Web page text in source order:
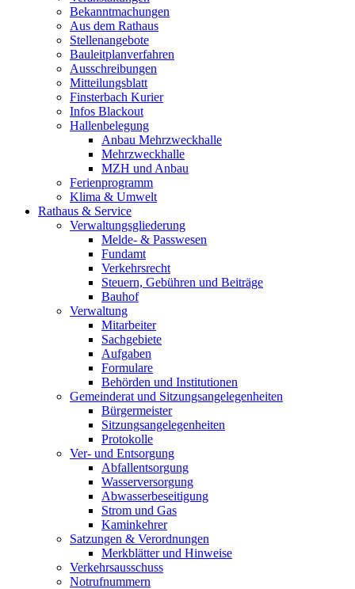
Bekanntmachungen
Aus dem Rathaus
Stellenangebote
Bauleitplanverfahren
Ausschreibungen
Mitteilungsblatt
Finsterbach Kurier
Infos Blackout
Hallenbelegung
Anbau Mehrzweckhalle
Mehrzweckhalle
MZH und Anbau
Ferienprogramm
Klima & Umwelt
Rathaus & Service
Verwaltungsgliederung
Melde- & Passwesen
Fundamt
Verkehrsrecht
Steuern, Gebühren und Beiträge
Bauhof
Verwaltung
Mitarbeiter
Sachgebiete
Aufgaben
Formulare
Behörden und Institutionen
Gemeinderat und Sitzungsangelegenheiten
Bürgermeister
Sitzungsangelegenheiten
Protokolle
Ver- und Entsorgung
Abfallentsorgung
Wasserversorgung
Abwasserbeseitigung
Strom und Gas
Kaminkehrer
Satzungen & Verordnungen
Merkblätter und Hinweise
Verkehrsausschuss
Notrufnummern